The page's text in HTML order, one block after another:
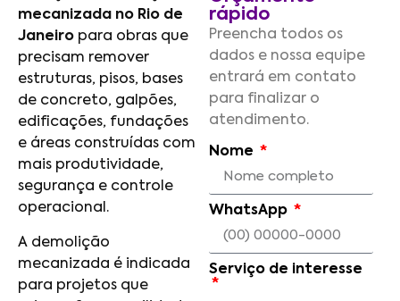
mecanizada no Rio de
Janeiro para obras que
precisam remover
estruturas, pisos, bases
de concreto, galpões,
edificações, fundações
e áreas construídas com
mais produtividade,
segurança e controle
operacional.
A demolição
mecanizada é indicada
para projetos que
rápido
Preencha todos os
dados e nossa equipe
entrará em contato
para finalizar o
atendimento.
Nome
WhatsApp
Serviço de interesse